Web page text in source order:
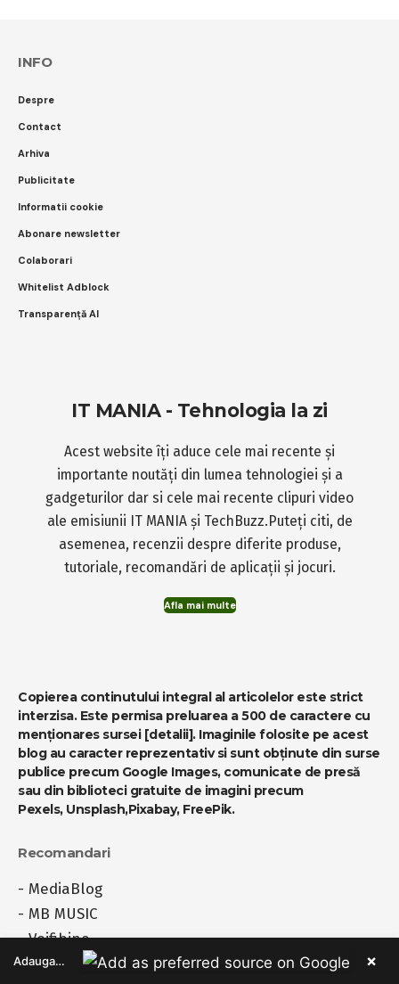
INFO
Despre
Contact
Arhiva
Publicitate
Informatii cookie
Abonare newsletter
Colaborari
Whitelist Adblock
Transparență AI
IT MANIA - Tehnologia la zi
Acest website îți aduce cele mai recente și
importante noutăți din lumea tehnologiei și a
gadgeturilor dar si cele mai recente clipuri video
ale emisiunii IT MANIA și TechBuzz.Puteți citi, de
asemenea, recenzii despre diferite produse,
tutoriale, recomandări de aplicații și jocuri.
Afla mai multe
Copierea continutului integral al articolelor este strict
interzisa. Este permisa preluarea a 500 de caractere cu
menționares sursei [detalii]. Imaginile folosite pe acest
blog au caracter reprezentativ si sunt obținute din surse
publice precum Google Images, comunicate de presă
sau din biblioteci gratuite de imagini precum
Pexels, Unsplash,Pixabay, FreePik.
Recomandari
- MediaBlog
- MB MUSIC
-Voifibine
-Prinobiectivulmeu.ro
Adauga ca sursa preferata pe Google ×